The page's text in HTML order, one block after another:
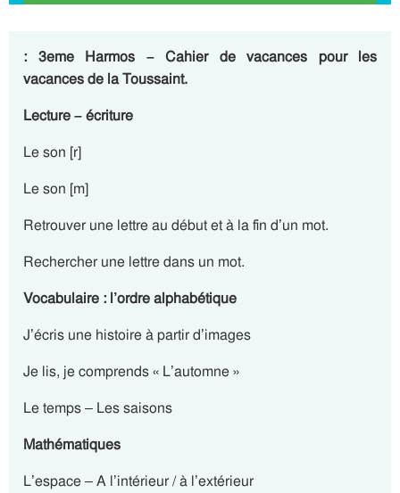
: 3eme Harmos – Cahier de vacances pour les
vacances de la Toussaint.
Lecture – écriture
Le son [r]
Le son [m]
Retrouver une lettre au début et à la fin d’un mot.
Rechercher une lettre dans un mot.
Vocabulaire : l’ordre alphabétique
J’écris une histoire à partir d’images
Je lis, je comprends « L’automne »
Le temps – Les saisons
Mathématiques
L’espace – A l’intérieur / à l’extérieur